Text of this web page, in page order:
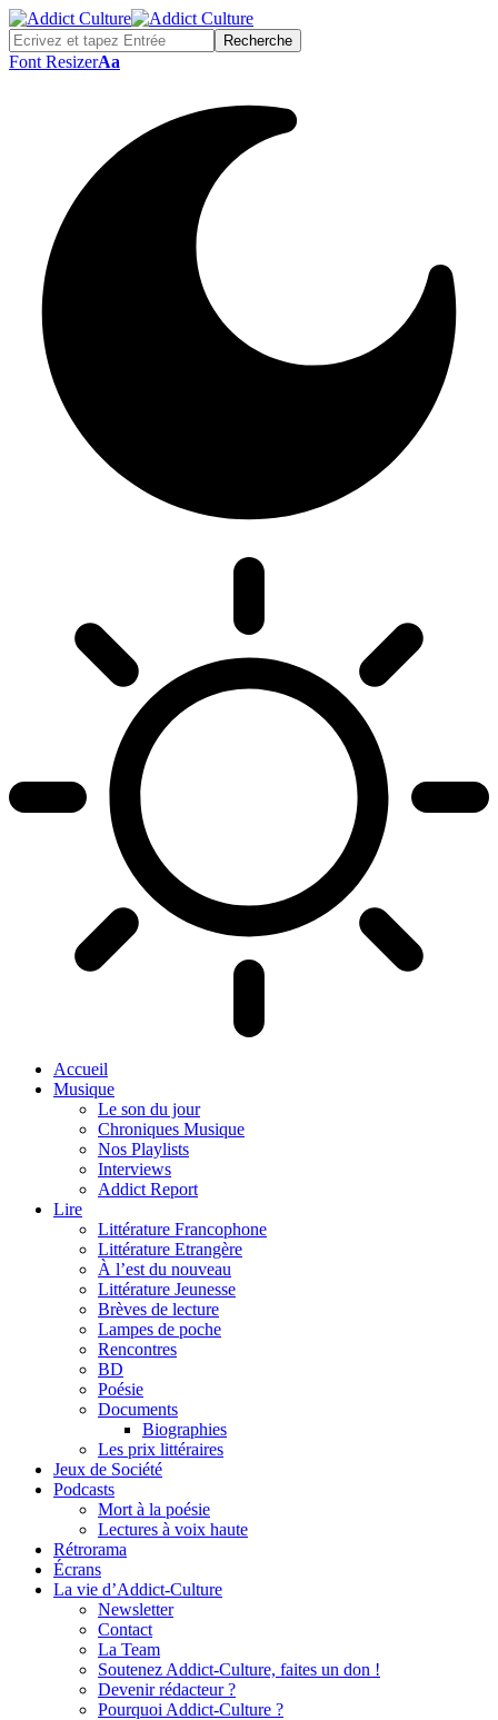
Font ResizerAa
Accueil
Musique
Le son du jour
Chroniques Musique
Nos Playlists
Interviews
Addict Report
Lire
Littérature Francophone
Littérature Etrangère
À l’est du nouveau
Littérature Jeunesse
Brèves de lecture
Lampes de poche
Rencontres
BD
Poésie
Documents
Biographies
Les prix littéraires
Jeux de Société
Podcasts
Mort à la poésie
Lectures à voix haute
Rétrorama
Écrans
La vie d’Addict-Culture
Newsletter
Contact
La Team
Soutenez Addict-Culture, faites un don !
Devenir rédacteur ?
Pourquoi Addict-Culture ?